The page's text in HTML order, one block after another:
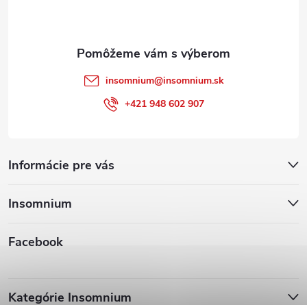
Informácie pre vás
Insomnium
Facebook
insomnium@insomnium.sk
+421 948 602 907
Kategórie Insomnium